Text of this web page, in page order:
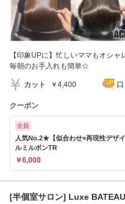
【印象UPに】忙しいママもオシ
毎朝のお手入れも簡単☆
カット ￥4,400
クーポン
全員
人気No.2★【似合わせ×再現性デザ
ルミルボンTR
￥6,000
[半個室サロン] Luxe